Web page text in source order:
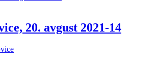
20. avgust 2021-14